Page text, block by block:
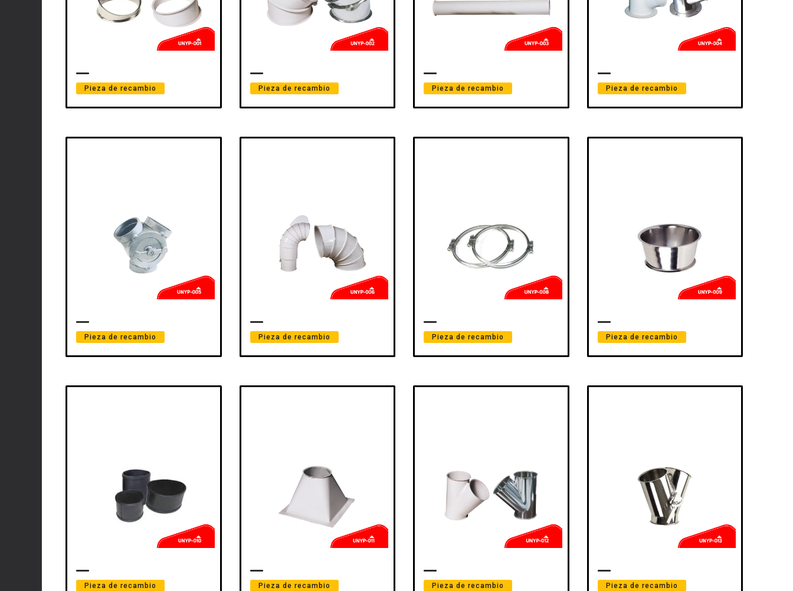
Pieza de recambio Pieza de recambio Pieza de recambio Pieza de recambio
Pieza de recambio Pieza de recambio Pieza de recambio Pieza de recambio
Pieza de recambio Pieza de recambio Pieza de recambio Pieza de recambio